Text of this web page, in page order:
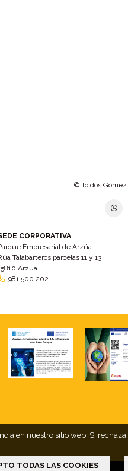
© Toldos
CORPORATIVA
Empresarial de Arzúa
Talabarteros parcelas 11 y 13
Arzúa
981 500 202
en nuestro sitio web. Si
TODAS LAS COOKIES